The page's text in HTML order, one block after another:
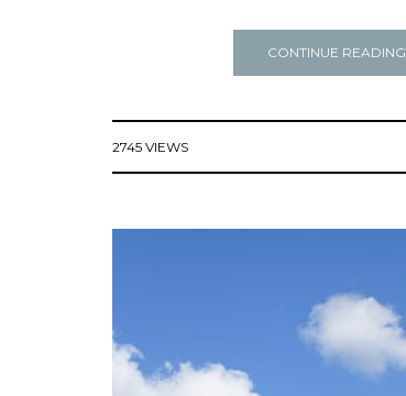
CONTINUE READING
2745 VIEWS